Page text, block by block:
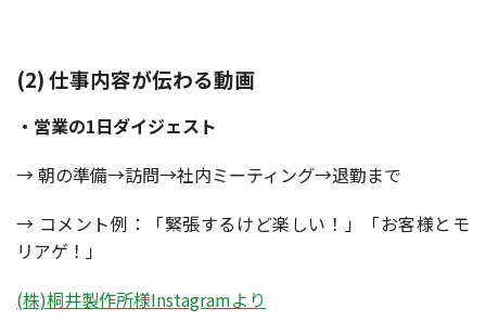
(2) 仕事内容が伝わる動画
・営業の1日ダイジェスト
→ 朝の準備→訪問→社内ミーティング→退勤まで
→ コメント例：「緊張するけど楽しい！」「お客様とモ
リアゲ！」
(株)桐井製作所様Instagramより